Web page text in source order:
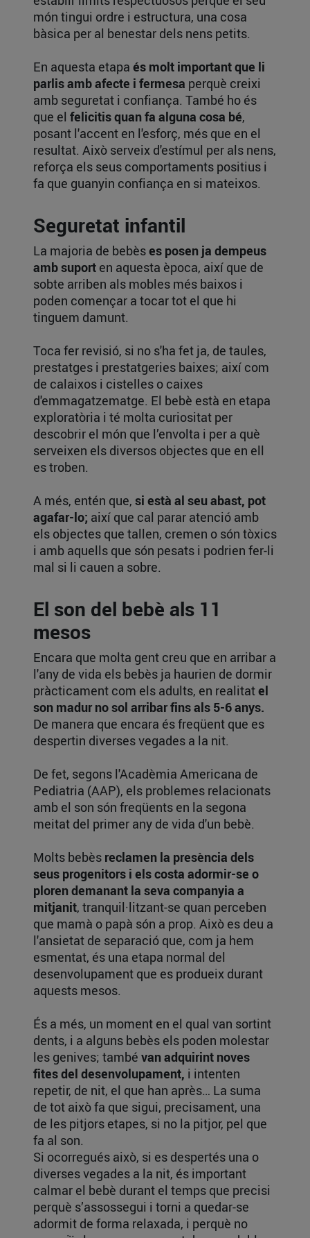
món tingui ordre i estructura, una cosa
bàsica per al benestar dels nens petits.
En aquesta etapa és molt important que li
parlis amb afecte i fermesa perquè creixi
amb seguretat i confiança. També ho és
que el felicitis quan fa alguna cosa bé,
posant l'accent en l'esforç, més que en el
resultat. Això serveix d'estímul per als nens,
reforça els seus comportaments positius i
fa que guanyin confiança en si mateixos.
Seguretat infantil
La majoria de bebèses posen ja dempeus
amb suport en aquesta època, així que de
sobte arriben als mobles més baixos i
poden començar a tocar tot el que hi
tinguem damunt.
Toca fer revisió, si no s'ha fet ja, de taules,
prestatges i prestatgeries baixes; així com
de calaixos i cistelles o caixes
d'emmagatzematge. El bebè està en etapa
exploratòria i té molta curiositat per
descobrir el món que l’envolta i per a què
serveixen els diversos objectes que en ell
es troben.
A més, entén que, si està al seu abast, pot
agafar-lo; així que cal parar atenció amb
els objectes que tallen, cremen o són tòxics
i amb aquells que són pesats i podrien fer-li
mal si li cauen a sobre.
El son del bebè als 11
mesos
Encara que molta gent creu que en arribar a
l'any de vida els bebès ja haurien de dormir
pràcticament com els adults, en realitatel
son madur no sol arribar fins als 5-6 anys.
De manera que encara és freqüent que es
despertin diverses vegades a la nit.
De fet, segons l'Acadèmia Americana de
Pediatria (AAP), els problemes relacionats
amb el son són freqüents en la segona
meitat del primer any de vida d'un bebè.
Molts bebès reclamen la presència dels
seus progenitors i els costa adormir-se o
ploren demanant la seva companyia a
mitjanit, tranquil·litzant-se quan perceben
que mamà o papà són a prop. Això es deu a
l'ansietat de separació que, com ja hem
esmentat, és una etapa normal del
desenvolupament que es produeix durant
aquests mesos.
És a més, un moment en el qual van sortint
dents, i a alguns bebès els poden molestar
les genives; també van adquirint noves
fites del desenvolupament, i intenten
repetir, de nit, el que han après… La suma
de tot això fa que sigui, precisament, una
de les pitjors etapes, si no la pitjor, pel que
fa al son.
Si ocorregués això, si es despertés una o
diverses vegades a la nit, és important
calmar el bebè durant el temps que precisi
perquè s’assossegui i torni a quedar-se
adormit de forma relaxada, i perquè no